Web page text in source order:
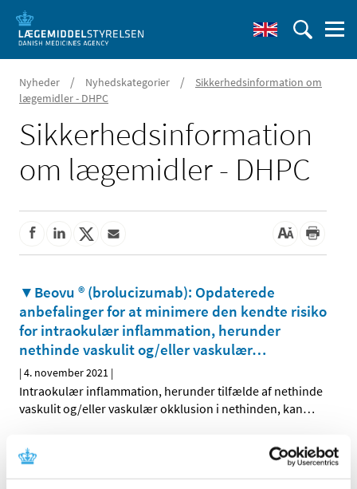
Nyheder / Nyhedskategorier /
Sikkerhedsinformation om
lægemidler - DHPC
Sikkerhedsinformation
om lægemidler - DHPC
▼Beovu ® (brolucizumab): Opdaterede
anbefalinger for at minimere den kendte risiko
for intraokulær inflammation, herunder
nethinde vaskulit og/eller vaskulær…
|4. november 2021 |
Intraokulær inflammation, herunder tilfælde af nethinde
vaskulit og/eller vaskulær okklusion i nethinden, kan…
Alle (130)